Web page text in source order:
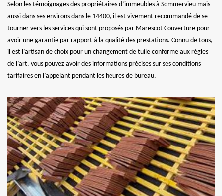
Selon les témoignages des propriétaires d’immeubles à Sommervieu mais
aussi dans ses environs dans le 14400, il est vivement recommandé de se
tourner vers les services qui sont proposés par Marescot Couverture pour
avoir une garantie par rapport à la qualité des prestations. Connu de tous,
il est l’artisan de choix pour un changement de tuile conforme aux règles
de l’art. vous pouvez avoir des informations précises sur ses conditions
tarifaires en l’appelant pendant les heures de bureau.